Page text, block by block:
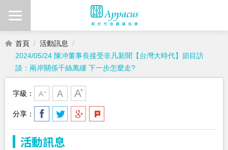
首頁
活動訊息
2024/05/24 陳冲董事長接受非凡新聞【台灣大時代】節目訪
談：兩岸關係千絲萬縷 下一步怎麼走?
字級：
分享：
活動訊息